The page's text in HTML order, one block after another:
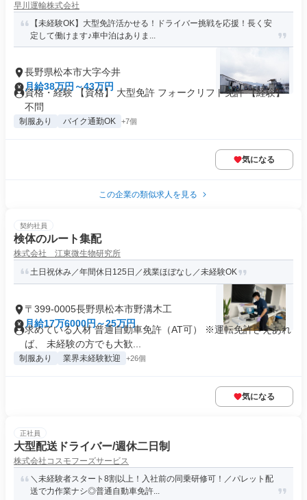
早川運輸株式会社
【未経験OK】大型免許活かせる！ドライバー挑戦を応援！長く安
定して働けます♪車中泊はありま...
長野県松本市大字今井
月給38万円～43万円
資格・経験 【資格】 大型免許 フォークリフト免許 【経験】
不問
制服あり バイク通勤OK +7個
気になる
この企業の類似求人を見る
契約社員
検体のルート集配
株式会社 江東微生物研究所
土日祝休み／年間休日125日／残業ほぼなし／未経験OK
〒399-0005長野県松本市野溝木工
月給17万6000円～25万円
求めている人材 普通自動車免許（AT可） ※運転免許さえあれ
ば、 未経験の方でも大歓...
制服あり 業界未経験歓迎 +26個
気になる
正社員
大型配送ドライバー/週休二日制
株式会社コスモフーズサービス
＼未経験者スタート8割以上！入社前の同乗研修可！／パレット配
送で力作業ナシ◎普通自動車免許...